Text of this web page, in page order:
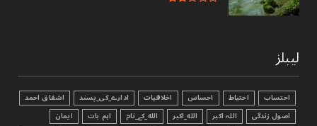
لیبلز
احتساب احتیاط احساس اخلاقیات ادارے_کی_پسند
اشفاق احمد
اصول زندگی
اللہ اکبر الله_اکبر الله_کے_نام اہم بات
ایمان